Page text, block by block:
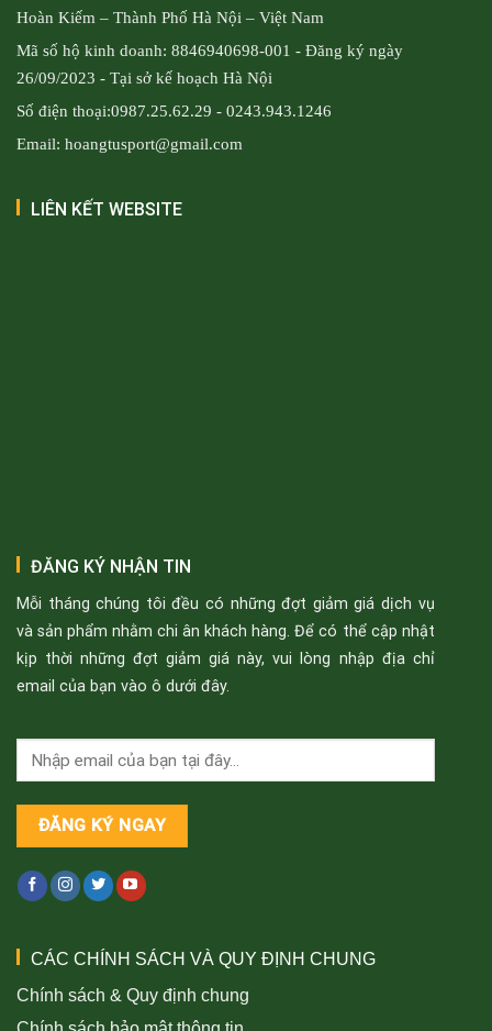
Hoàn Kiếm – Thành Phố Hà Nội – Việt Nam
Mã số hộ kinh doanh: 8846940698-001 - Đăng ký ngày
26/09/2023 - Tại sở kế hoạch Hà Nội
Số điện thoại:0987.25.62.29 - 0243.943.1246
Email: hoangtusport@gmail.com
LIÊN KẾT WEBSITE
ĐĂNG KÝ NHẬN TIN
Mỗi tháng chúng tôi đều có những đợt giảm giá dịch vụ
và sản phẩm nhằm chi ân khách hàng. Để có thể cập nhật
kịp thời những đợt giảm giá này, vui lòng nhập địa chỉ
email của bạn vào ô dưới đây.
CÁC CHÍNH SÁCH VÀ QUY ĐỊNH CHUNG
Chính sách & Quy định chung